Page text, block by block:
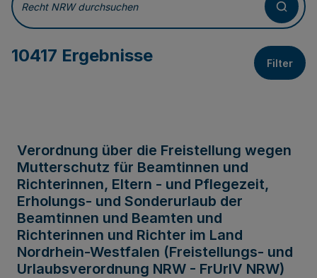
Recht NRW durchsuchen
10417 Ergebnisse Filter
Verordnung über die Freistellung wegen
Mutterschutz für Beamtinnen und
Richterinnen, Eltern - und Pflegezeit,
Erholungs- und Sonderurlaub der
Beamtinnen und Beamten und
Richterinnen und Richter im Land
Nordrhein-Westfalen (Freistellungs- und
Urlaubsverordnung NRW - FrUrlV NRW)